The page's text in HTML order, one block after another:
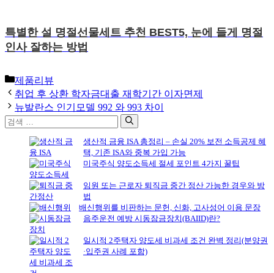
특별한 설 명절선물세트 추천 BEST5, 눈에 들게 명절
인사 잘하는 방법
카
테
고
리
제품리뷰
취업 후 상환 학자금대출 재학기간 이자면제
뉴발란스 인기모델 992 와 993 차이
검
생산적 금융 ISA 총정리 – 손실 20% 보전 소득공제 혜
택, 기존 ISA와 중복 가입 가능
미국주식 양도소득세 절세 포인트 4가지 꿀팁
임원 또는 근로자 퇴직금 중간 정산 가능한 경우와 방
법
배신행위를 비판하는 문헌, 신화, 고사성어 이용 문장
음주운전 예방 시동잠금장치(BAIID)란?
일시적 2주택자 양도세 비과세 조건 완벽 정리(분양권
·입주권 사례 포함)